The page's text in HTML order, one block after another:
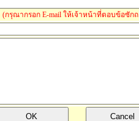
(กรุณากรอก E-mail ให้เจ้าหน้าที่ตอบข้อซัก